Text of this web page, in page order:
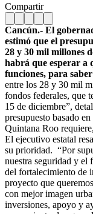
Compartir
Cancún.- El
estimó que el
28 y 30 mil millones
habrá que esperar a
funciones, para
entre los 28 y 30 mil
fondos federales, que
15 de diciembre”,
presupuesto basado
Quintana Roo
El ejecutivo estatal
su prioridad. “Por
nuestra seguridad y el
del fortalecimiento de
proyecto que
con mejor imagen
inversiones, apoyo y